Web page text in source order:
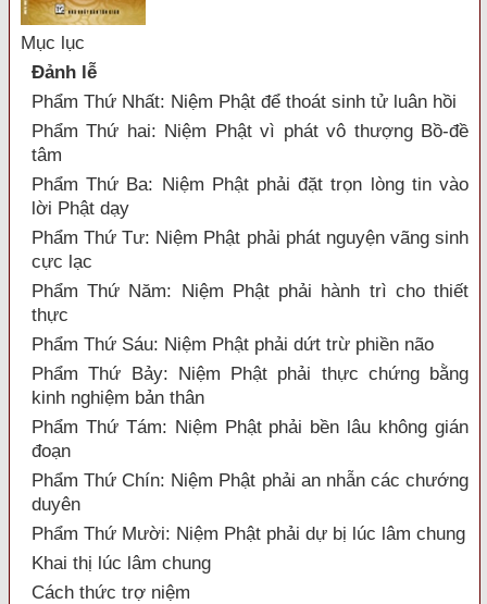
Mục lục
Đảnh lễ
Phẩm Thứ Nhất: Niệm Phật để thoát sinh tử luân hồi
Phẩm Thứ hai: Niệm Phật vì phát vô thượng Bồ-đề
tâm
Phẩm Thứ Ba: Niệm Phật phải đặt trọn lòng tin vào
lời Phật dạy
Phẩm Thứ Tư: Niệm Phật phải phát nguyện vãng sinh
cực lạc
Phẩm Thứ Năm: Niệm Phật phải hành trì cho thiết
thực
Phẩm Thứ Sáu: Niệm Phật phải dứt trừ phiền não
Phẩm Thứ Bảy: Niệm Phật phải thực chứng bằng
kinh nghiệm bản thân
Phẩm Thứ Tám: Niệm Phật phải bền lâu không gián
đoạn
Phẩm Thứ Chín: Niệm Phật phải an nhẫn các chướng
duyên
Phẩm Thứ Mười: Niệm Phật phải dự bị lúc lâm chung
Khai thị lúc lâm chung
Cách thức trợ niệm